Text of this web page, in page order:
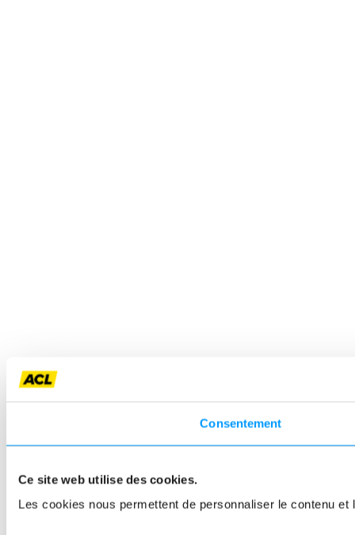
Consentement
Ce site web utilise des cookies.
Les cookies nous permettent de personnaliser le contenu